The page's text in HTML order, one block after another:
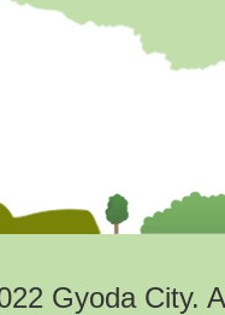
Gyoda City.